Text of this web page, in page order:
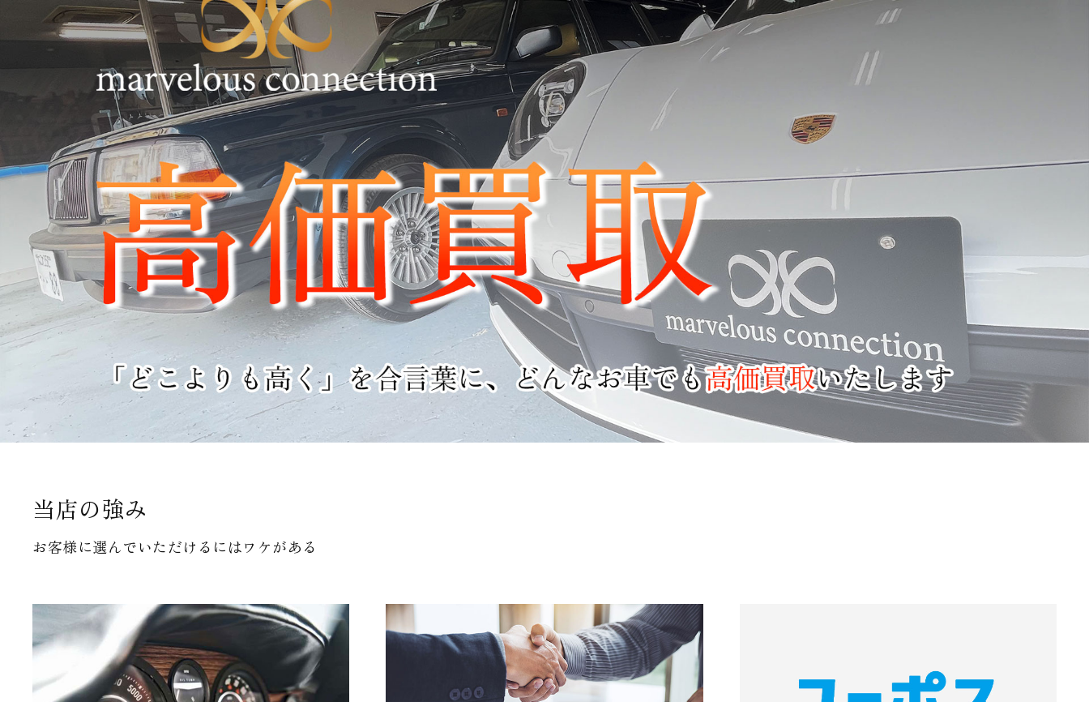
当店の強み
お客様に選んでいただけるにはワケがある